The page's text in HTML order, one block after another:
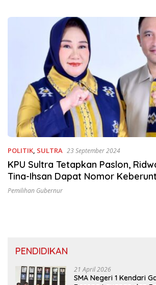
POLITIK, SULTRA 23 September 2024
KPU Sultra Tetapkan Paslon,
Tina-Ihsan Dapat Nomor
Pemilihan Gubernur
PENDIDIKAN
21 April 2026
SMA Negeri 1 Kendari